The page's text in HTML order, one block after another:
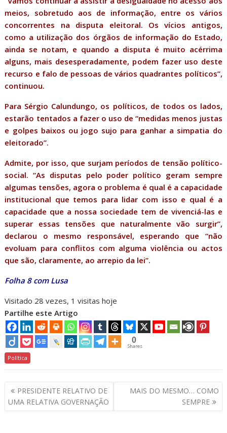
meios, sobretudo aos de informação, entre os vários
concorrentes na disputa eleitoral. Os vícios antigos,
como a utilização dos órgãos de informação do Estado,
ainda se notam, e quando a disputa é muito acérrima
alguns, mais desesperadamente, podem fazer uso deste
recurso e falo de pessoas de vários quadrantes políticos”,
continuou.
Para Sérgio Calundungo, os políticos, de todos os lados,
estarão tentados a fazer o uso de “medidas menos justas
e golpes baixos ou jogo sujo para ganhar a simpatia do
eleitorado”.
Admite, por isso, que surjam períodos de tensão político-
social. “As disputas pelo poder político geram sempre
algumas tensões, agora o problema é qual é a capacidade
institucional que temos para lidar com isso e qual é a
capacidade que a nossa sociedade tem de vivenciá-las e
superar essas tensões que naturalmente vão surgir”,
declarou o mesmo responsável, esperando que “não
evoluam para conflitos com alguma violência ou actos
que são, claramente, ao arrepio da lei”.
Folha 8 com Lusa
Visitado 28 vezes, 1 visitas hoje
Partilhe este Artigo
0
Shares
Política
Navegação
de
artigos
PRESIDENTE RELATIVO DE
UMA RELATIVA GOVERNAÇÃO
MAIS DO MESMO… COMO
SEMPRE